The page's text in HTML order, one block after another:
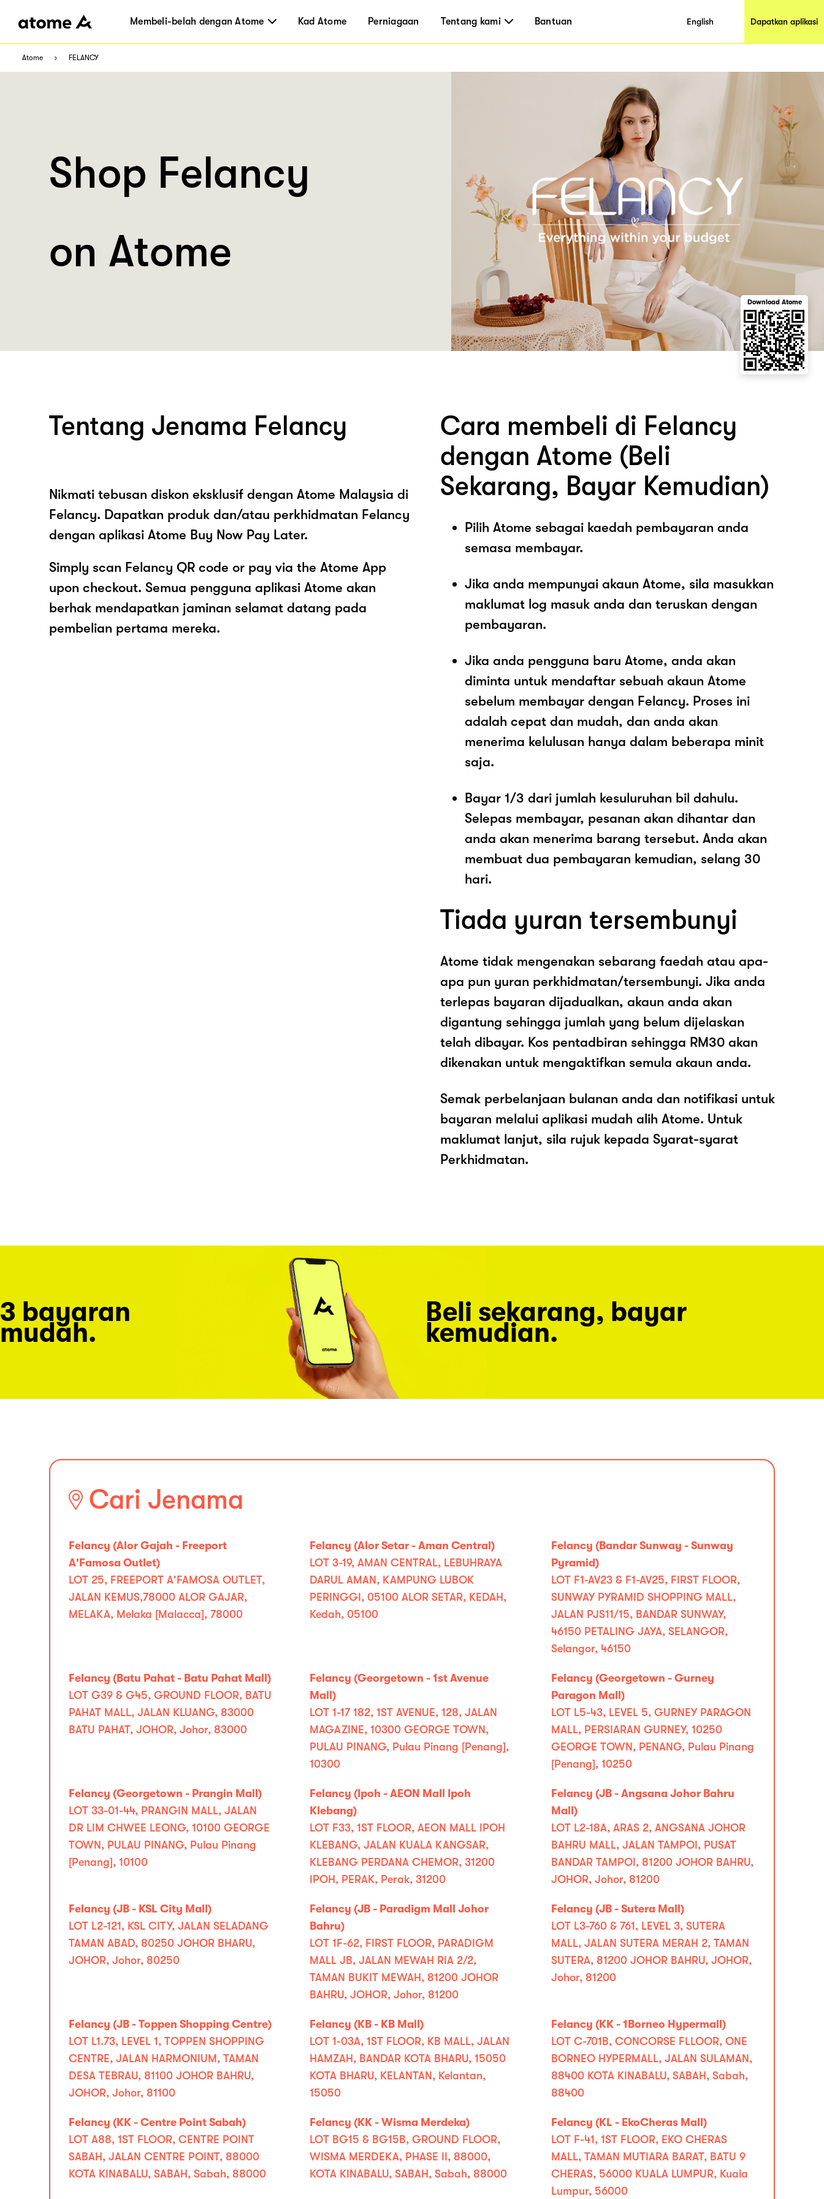
Membeli-belah dengan Atome Kad Atome Perniagaan Tentang kami Bantuan English Dapatkan aplikasi
Atome FELANCY
Shop Felancy
on Atome
Download Atome
Tentang Jenama Felancy
Nikmati tebusan diskon eksklusif dengan Atome Malaysia di
Felancy. Dapatkan produk dan/atau perkhidmatan Felancy
dengan aplikasi Atome Buy Now Pay Later.
Simply scan Felancy QR code or pay via the Atome App
upon checkout. Semua pengguna aplikasi Atome akan
berhak mendapatkan jaminan selamat datang pada
pembelian pertama mereka.
Cara membeli di Felancy
dengan Atome (Beli
Sekarang, Bayar Kemudian)
Pilih Atome sebagai kaedah pembayaran anda
semasa membayar.
Jika anda mempunyai akaun Atome, sila masukkan
maklumat log masuk anda dan teruskan dengan
pembayaran.
Jika anda pengguna baru Atome, anda akan
diminta untuk mendaftar sebuah akaun Atome
sebelum membayar dengan Felancy. Proses ini
adalah cepat dan mudah, dan anda akan
menerima kelulusan hanya dalam beberapa minit
saja.
Bayar 1/3 dari jumlah kesuluruhan bil dahulu.
Selepas membayar, pesanan akan dihantar dan
anda akan menerima barang tersebut. Anda akan
membuat dua pembayaran kemudian, selang 30
hari.
Tiada yuran tersembunyi
Atome tidak mengenakan sebarang faedah atau apa-
apa pun yuran perkhidmatan/tersembunyi. Jika anda
terlepas bayaran dijadualkan, akaun anda akan
digantung sehingga jumlah yang belum dijelaskan
telah dibayar. Kos pentadbiran sehingga RM30 akan
dikenakan untuk mengaktifkan semula akaun anda.
Semak perbelanjaan bulanan anda dan notifikasi untuk
bayaran melalui aplikasi mudah alih Atome. Untuk
maklumat lanjut, sila rujuk kepada Syarat-syarat
Perkhidmatan.
3 bayaran
mudah.
Beli sekarang, bayar
kemudian.
Cari Jenama
Felancy (Alor Gajah - Freeport
A'Famosa Outlet)
LOT 25, FREEPORT A'FAMOSA OUTLET,
JALAN KEMUS,78000 ALOR GAJAR,
MELAKA, Melaka [Malacca], 78000
Felancy (Alor Setar - Aman Central)
LOT 3-19, AMAN CENTRAL, LEBUHRAYA
DARUL AMAN, KAMPUNG LUBOK
PERINGGI, 05100 ALOR SETAR, KEDAH,
Kedah, 05100
Felancy (Bandar Sunway - Sunway
Pyramid)
LOT F1-AV23 & F1-AV25, FIRST FLOOR,
SUNWAY PYRAMID SHOPPING MALL,
JALAN PJS11/15, BANDAR SUNWAY,
46150 PETALING JAYA, SELANGOR,
Selangor, 46150
Felancy (Batu Pahat - Batu Pahat Mall)
LOT G39 & G45, GROUND FLOOR, BATU
PAHAT MALL, JALAN KLUANG, 83000
BATU PAHAT, JOHOR, Johor, 83000
Felancy (Georgetown - 1st Avenue
Mall)
LOT 1-17 182, 1ST AVENUE, 128, JALAN
MAGAZINE, 10300 GEORGE TOWN,
PULAU PINANG, Pulau Pinang [Penang],
10300
Felancy (Georgetown - Gurney
Paragon Mall)
LOT L5-43, LEVEL 5, GURNEY PARAGON
MALL, PERSIARAN GURNEY, 10250
GEORGE TOWN, PENANG, Pulau Pinang
[Penang], 10250
Felancy (Georgetown - Prangin Mall)
LOT 33-01-44, PRANGIN MALL, JALAN
DR LIM CHWEE LEONG, 10100 GEORGE
TOWN, PULAU PINANG, Pulau Pinang
[Penang], 10100
Felancy (Ipoh - AEON Mall Ipoh
Klebang)
LOT F33, 1ST FLOOR, AEON MALL IPOH
KLEBANG, JALAN KUALA KANGSAR,
KLEBANG PERDANA CHEMOR, 31200
IPOH, PERAK, Perak, 31200
Felancy (JB - Angsana Johor Bahru
Mall)
LOT L2-18A, ARAS 2, ANGSANA JOHOR
BAHRU MALL, JALAN TAMPOI, PUSAT
BANDAR TAMPOI, 81200 JOHOR BAHRU,
JOHOR, Johor, 81200
Felancy (JB - KSL City Mall)
LOT L2-121, KSL CITY, JALAN SELADANG
TAMAN ABAD, 80250 JOHOR BHARU,
JOHOR, Johor, 80250
Felancy (JB - Paradigm Mall Johor
Bahru)
LOT 1F-62, FIRST FLOOR, PARADIGM
MALL JB, JALAN MEWAH RIA 2/2,
TAMAN BUKIT MEWAH, 81200 JOHOR
BAHRU, JOHOR, Johor, 81200
Felancy (JB - Sutera Mall)
LOT L3-760 & 761, LEVEL 3, SUTERA
MALL, JALAN SUTERA MERAH 2, TAMAN
SUTERA, 81200 JOHOR BAHRU, JOHOR,
Johor, 81200
Felancy (JB - Toppen Shopping Centre)
LOT L1.73, LEVEL 1, TOPPEN SHOPPING
CENTRE, JALAN HARMONIUM, TAMAN
DESA TEBRAU, 81100 JOHOR BAHRU,
JOHOR, Johor, 81100
Felancy (KB - KB Mall)
LOT 1-03A, 1ST FLOOR, KB MALL, JALAN
HAMZAH, BANDAR KOTA BHARU, 15050
KOTA BHARU, KELANTAN, Kelantan,
15050
Felancy (KK - 1Borneo Hypermall)
LOT C-701B, CONCORSE FLLOOR, ONE
BORNEO HYPERMALL, JALAN SULAMAN,
88400 KOTA KINABALU, SABAH, Sabah,
88400
Felancy (KK - Centre Point Sabah)
LOT A88, 1ST FLOOR, CENTRE POINT
SABAH, JALAN CENTRE POINT, 88000
KOTA KINABALU, SABAH, Sabah, 88000
Felancy (KK - Wisma Merdeka)
LOT BG15 & BG15B, GROUND FLOOR,
WISMA MERDEKA, PHASE II, 88000,
KOTA KINABALU, SABAH, Sabah, 88000
Felancy (KL - EkoCheras Mall)
LOT F-41, 1ST FLOOR, EKO CHERAS
MALL, TAMAN MUTIARA BARAT, BATU 9
CHERAS, 56000 KUALA LUMPUR, Kuala
Lumpur, 56000